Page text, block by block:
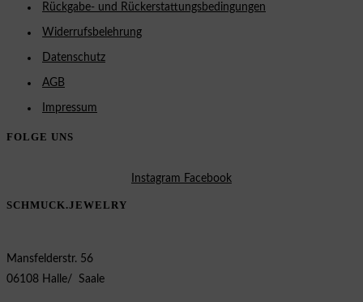
Rückgabe- und Rückerstattungsbedingungen
Widerrufsbelehrung
Datenschutz
AGB
Impressum
FOLGE UNS
Instagram Facebook
SCHMUCK.JEWELRY
Mansfelderstr. 56
06108 Halle/ Saale